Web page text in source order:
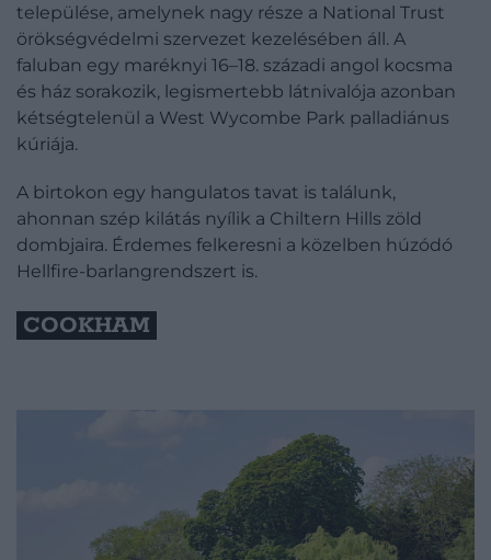
települése, amelynek nagy része a National Trust
örökségvédelmi szervezet kezelésében áll. A
faluban egy maréknyi 16–18. századi angol kocsma
és ház sorakozik, legismertebb látnivalója azonban
kétségtelenül a West Wycombe Park palladiánus
kúriája.
A birtokon egy hangulatos tavat is találunk,
ahonnan szép kilátás nyílik a Chiltern Hills zöld
dombjaira. Érdemes felkeresni a közelben húzódó
Hellfire-barlangrendszert is.
COOKHAM